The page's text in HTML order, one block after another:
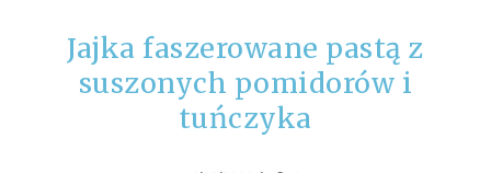
Jajka faszerowane pastą z
suszonych pomidorów i
tuńczyka